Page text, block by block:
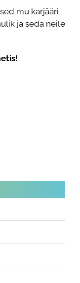
mu karjääri
ja seda neile